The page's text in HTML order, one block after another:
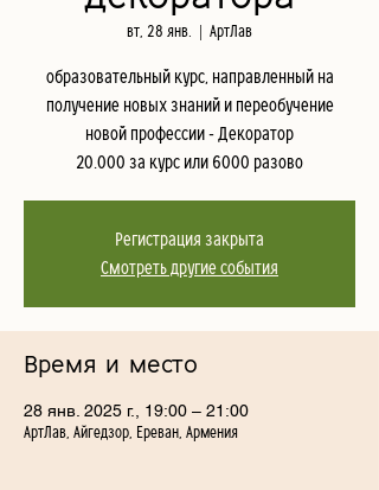
вт, 28 янв. АртЛав
образовательный курс, направленный на
получение новых знаний и переобучение
новой профессии - Декоратор
20.000 за курс или 6000 разово
Регистрация закрыта
Смотреть другие события
Время и место
28 янв. 2025 г., 19:00 – 21:00
АртЛав, Айгедзор, Ереван, Армения